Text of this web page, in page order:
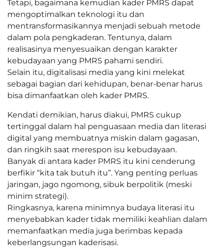
Tetapi, bagaimana kemudian kader PMRS dapat
mengoptimalkan teknologi itu dan
mentransformasikannya menjadi sebuah metode
dalam pola pengkaderan. Tentunya, dalam
realisasinya menyesuaikan dengan karakter
kebudayaan yang PMRS pahami sendiri.
Selain itu, digitalisasi media yang kini melekat
sebagai bagian dari kehidupan, benar-benar harus
bisa dimanfaatkan oleh kader PMRS.
Kendati demikian, harus diakui, PMRS cukup
tertinggal dalam hal penguasaan media dan literasi
digital yang membuatnya miskin dalam gagasan,
dan ringkih saat merespon isu kebudayaan.
Banyak di antara kader PMRS itu kini cenderung
berfikir “kita tak butuh itu”. Yang penting perluas
jaringan, jago ngomong, sibuk berpolitik (meski
minim strategi).
Ringkasnya, karena minimnya budaya literasi itu
menyebabkan kader tidak memiliki keahlian dalam
memanfaatkan media juga berimbas kepada
keberlangsungan kaderisasi.